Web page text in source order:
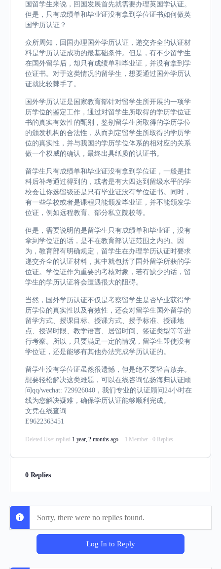
国留学生来说，回国发展首先就需要办理英国学认证。
但是，只有成绩单和毕业证没有拿到学位证书如何做英
国学历认证？
众所周知，回国办理国外学历认证，递交齐全的认证材
料是学历认证成功的最基础条件。但是，有不少留学生
在国外留学后，却只有成绩单和毕业证，并没有拿到学
位证书。对于这类情况的留学生，想要通过国外学历认
证就比较棘手了。
国外学历认证是国家教育部针对留学生所开展的一项学
历学位的鉴定工作，通过对留学生所取得的学历学位证
书的真实有效性的甄别，鉴别留学生所取得的学历学位
的颁发机构的合法性，从而判定留学生所取得的学历学
位的真实性，并与我国的学历学位体系的相对应的关系
做一个权威的确认，最终出具纸质的认证书。
留学生只有成绩单和毕业证没有拿到学位证，一般是挂
科后补考通过得到的，或者是有大四达到留级水平的学
校会让你选留级还是只有毕业证没有学位证书。同时，
有一些学校或者是课程只能颁发毕业证，并不能颁发学
位证，例如远程教育、部分私立院校等。
但是，需要说明的是留学生只有成绩单和毕业证，没有
拿到学位证的话，是不在教育部认证范围之内的。因
为，教育部有明确规定，留学生在办理学历认证时要求
递交齐全的认证材料，其中就包括了国外留学所获的学
位证。学位证作为重要的考核对象，若有缺少的话，留
学生的学历认证将会遭遇很大的阻碍。
当然，国外学历认证不仅是考察留学生是否毕业获得学
历学位的真实性以及有效性，还会对留学生国外留学的
留学方式、授课目标、授课方式、授予标准、授课地
点、授课时限、教学语言、居留时间、签证类型等等进
行考察。所以，只要满足一定的情况，留学生即使没有
学位证，还是能够有其他办法完成学历认证的。
留学生没有学位证虽然很遗憾，但是绝不要轻言放弃。
想要轻松解决这类难题，可以在线咨询弘扬海归认证顾
问qq/wechat: 729926040，我们专业的认证顾问24小时在
线为您解决疑难，确保学历认证能够顺利完成。
文凭在线查询
E9622363451
Deleted User replied 1 year, 2 months ago 1 Member · 0 Replies
0 Replies
Sorry, there were no replies found.
Log In to Reply